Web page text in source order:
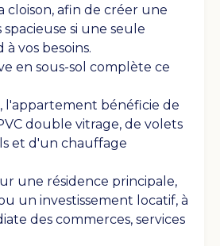
cloison, afin de créer une
si une seule
vos besoins.
en sous-sol complète ce
l'appartement bénéficie de
double vitrage, de volets
et d'un chauffage
une résidence principale,
un investissement locatif, à
des commerces, services
les photos